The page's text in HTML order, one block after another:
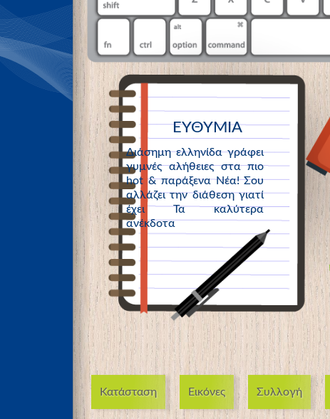
ΕΥΘΥΜΙΑ
Διάσημη ελληνίδα γράφει
γυμνές αλήθειες στα πιο
hot & παράξενα Νέα! Σου
αλλάζει την διάθεση γιατί
έχει Τα καλύτερα
ανέκδοτα
Κατάσταση Εικόνες Συλλογή